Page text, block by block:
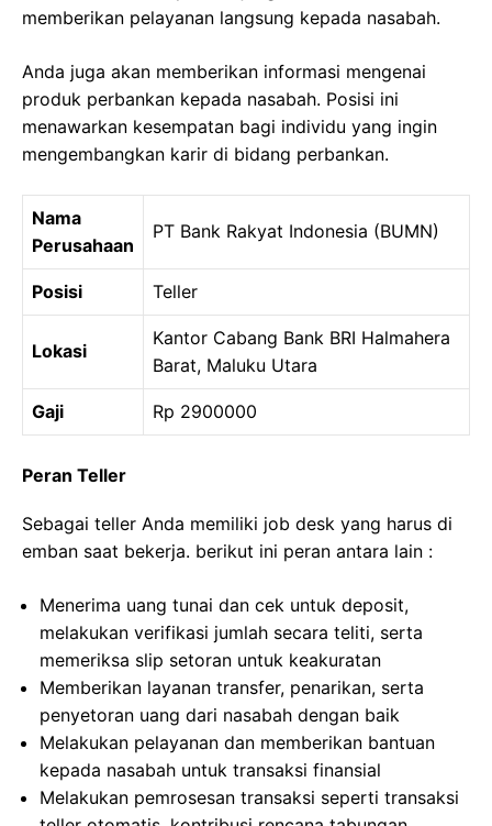
memberikan pelayanan langsung kepada nasabah.
Anda juga akan memberikan informasi mengenai
produk perbankan kepada nasabah. Posisi ini
menawarkan kesempatan bagi individu yang ingin
mengembangkan karir di bidang perbankan.
Nama
Perusahaan
PT Bank Rakyat Indonesia (BUMN)
Posisi Teller
Lokasi
Kantor Cabang Bank BRI Halmahera
Barat, Maluku Utara
Gaji Rp 2900000
Peran Teller
Sebagai teller Anda memiliki job desk yang harus di
emban saat bekerja. berikut ini peran antara lain :
Menerima uang tunai dan cek untuk deposit,
melakukan verifikasi jumlah secara teliti, serta
memeriksa slip setoran untuk keakuratan
Memberikan layanan transfer, penarikan, serta
penyetoran uang dari nasabah dengan baik
Melakukan pelayanan dan memberikan bantuan
kepada nasabah untuk transaksi finansial
Melakukan pemrosesan transaksi seperti transaksi